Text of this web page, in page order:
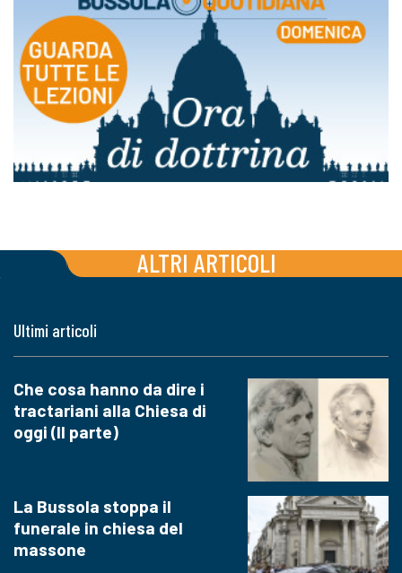
ALTRI ARTICOLI
Ultimi articoli
Che cosa hanno da dire i
tractariani alla Chiesa di
oggi (II parte)
La Bussola stoppa il
funerale in chiesa del
massone